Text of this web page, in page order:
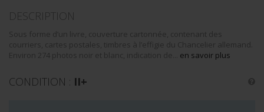
DESCRIPTION
Sous forme d’un livre, couverture cartonnée, contenant des
courriers, cartes postales, timbres à l’effigie du Chancelier allemand.
Environ 274 photos noir et blanc, indication de... en savoir plus
CONDITION : II+